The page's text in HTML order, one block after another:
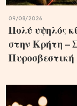
09/08/2026
Πολύ υψηλός
στην Κρήτη –
Πυροσβεστική